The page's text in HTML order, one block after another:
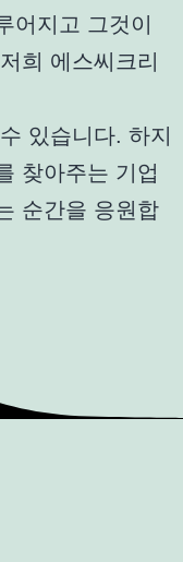
어지고 그것이
희 에스씨크리
있습니다. 하지
찾아주는 기업
순간을 응원합